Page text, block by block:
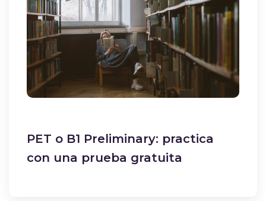
PET o B1 Preliminary: practica
con una prueba gratuita